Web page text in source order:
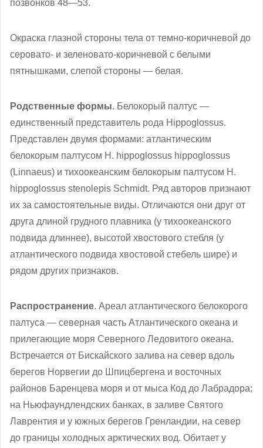
позвонков 48—53.
Окраска глазной стороны тела от темно-коричневой до
серовато- и зеленовато-коричневой с белыми
пятнышками, слепой стороны — белая.
Родственные формы. Белокорый палтус —
единственный представитель рода Hippoglossus.
Представлен двумя формами: атлантическим
белокорым палтусом Н. hippoglossus hippoglossus
(Linnaeus) и тихоокеанским белокорым палтусом Н.
hippoglossus stenolepis Schmidt. Ряд авторов признают
их за самостоятельные виды. Отличаются они друг от
друга длиной грудного плавника (у тихоокеанского
подвида длиннее), высотой хвостового стебля (у
атлантического подвида хвостовой стебель шире) и
рядом других признаков.
Распространение. Ареал атлантического белокорого
палтуса — северная часть Атлантического океана и
прилегающие моря Северного Ледовитого океана.
Встречается от Бискайского залива на север вдоль
берегов Норвегии до Шпицбергена и восточных
районов Баренцева моря и от мыса Код до Лабрадора;
на Ньюфаундлендских банках, в заливе Святого
Лаврентия и у южных берегов Гренландии, на север
до границы холодных арктических вод. Обитает у